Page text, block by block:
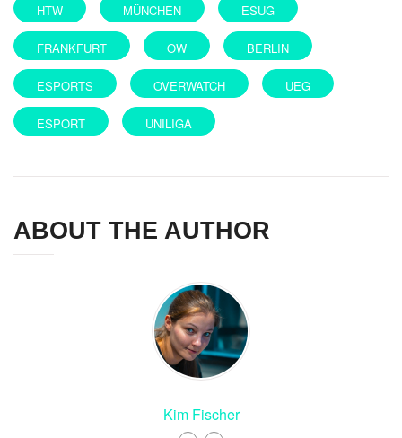
HTW MÜNCHEN ESUG
FRANKFURT OW BERLIN
ESPORTS OVERWATCH UEG
ESPORT UNILIGA
ABOUT THE AUTHOR
Kim Fischer